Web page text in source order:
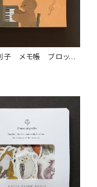
子 メモ帳 ブロック
it flow くまピアノ